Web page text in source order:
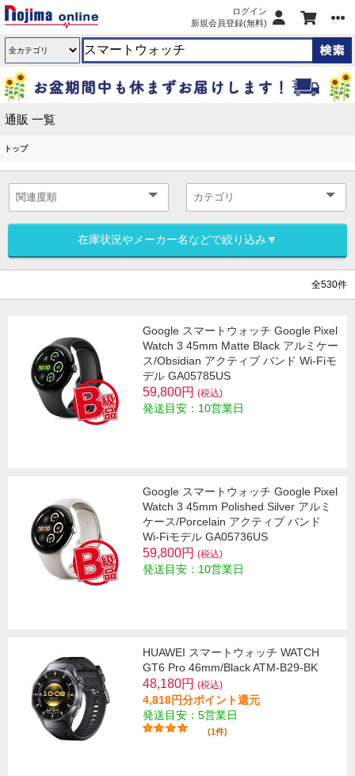
ログイン
新規会員登録(無料)
通販 一覧
トップ
在庫状況やメーカー名などで絞り込み▼
全530件
Google スマートウォッチ Google Pixel
Watch 3 45mm Matte Black アルミケー
ス/Obsidian アクティブ バンド Wi-Fiモ
デル GA05785US
59,800円 (税込)
発送目安：10営業日
Google スマートウォッチ Google Pixel
Watch 3 45mm Polished Silver アルミ
ケース/Porcelain アクティブ バンド
Wi-Fiモデル GA05736US
59,800円 (税込)
発送目安：10営業日
HUAWEI スマートウォッチ WATCH
GT6 Pro 46mm/Black ATM-B29-BK
48,180円 (税込)
4,818円分ポイント還元
発送目安：5営業日
(1件)